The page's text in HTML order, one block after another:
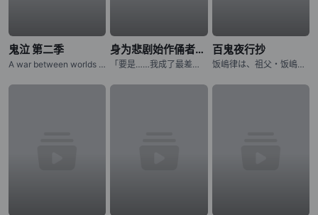
鬼泣 第二季
A war between worlds ignites as Dante must battle the only force that mirrors his own: his estranged
身为悲剧始作俑者的最强邪恶BOSS女王为民竭心尽力。 第二季
「要是……我成了最差劲的女王，记得杀了我喔。」 普莱朵·罗耶尔·艾比是一位八岁的公主。她察觉到自己前世是个出生在日本普通家庭，随处可见的平凡少女。而现在的她则是女性向游戏中作恶多端的最后头目女王……
百鬼夜行抄
饭嶋律は、祖父・饭嶋蜗牛から 妖魔を见ることができる不思议な力を 受け継いでいた。 そのために幼い顷から妖魔に狙われてきた律は 妖魔の目をあざむくために 髪を伸ばし、女の子の着物を着せられて